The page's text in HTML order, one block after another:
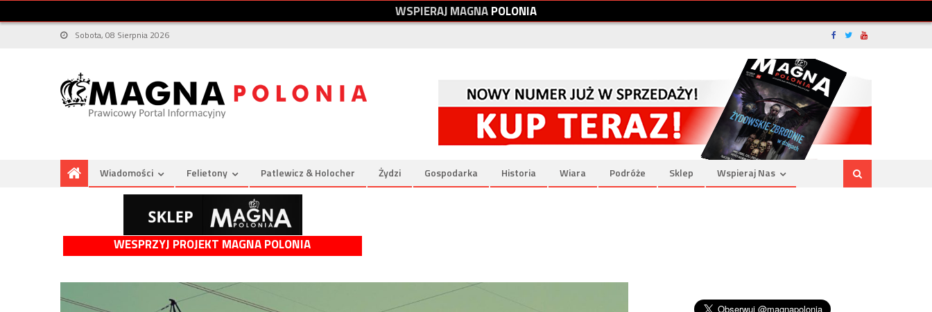
WSPIERAJMAGNAPOLONIA
Sobota, 08 Sierpnia 2026
Wiadomości Felietony Patlewicz & Holocher Żydzi Gospodarka Historia Wiara Podróże Sklep Wspieraj Nas
WESPRZYJ PROJEKT MAGNA POLONIA